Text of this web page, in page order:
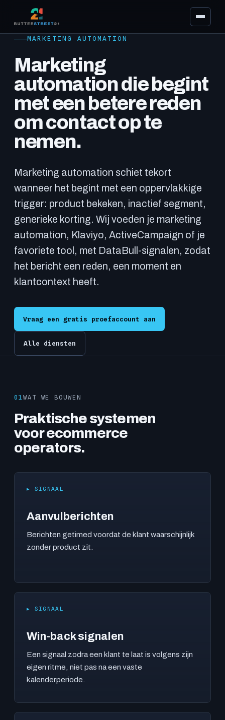
Diensten
MARKETING AUTOMATION
Marketing
automation die begint
met een betere reden
om contact op te
nemen.
Marketing automation schiet tekort
wanneer het begint met een oppervlakkige
trigger: product bekeken, inactief segment,
generieke korting. Wij voeden je marketing
automation, Klaviyo, ActiveCampaign of je
favoriete tool, met DataBull-signalen, zodat
het bericht een reden, een moment en
klantcontext heeft.
Vraag een gratis proefaccount aan
Alle diensten
01WAT WE BOUWEN
Praktische systemen
voor ecommerce
operators.
▸ SIGNAAL
Aanvulberichten
Berichten getimed voordat de klant waarschijnlijk
zonder product zit.
▸ SIGNAAL
Win-back signalen
Een signaal zodra een klant te laat is volgens zijn
eigen ritme, niet pas na een vaste
kalenderperiode.